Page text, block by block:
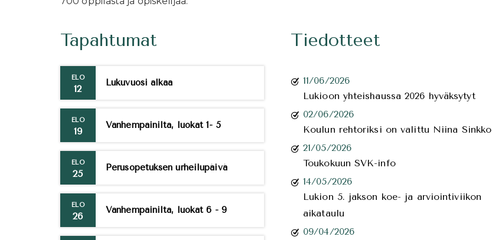
Tapahtumat
ELO
12
Lukuvuosi alkaa
ELO
19
Vanhempainilta, luokat 1- 5
ELO
25
Perusopetuksen urheilupäivä
ELO
26
Vanhempainilta, luokat 6 - 9
Tiedotteet
11/06/2026
Lukioon yhteishaussa 2026 hyväksytyt
02/06/2026
Koulun rehtoriksi on valittu Niina Sinkko
21/05/2026
Toukokuun SVK-info
14/05/2026
Lukion 5. jakson koe- ja arviointiviikon
aikataulu
09/04/2026